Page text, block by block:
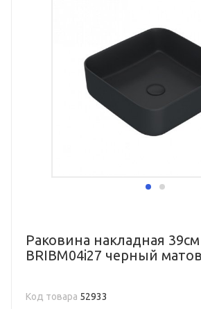
Раковина накладная
BRIBM04i27 черный
Код товара 52933